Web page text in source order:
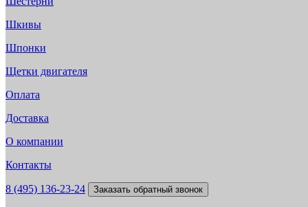
Шкивы
Шпонки
Щетки двигателя
Оплата
Доставка
О компании
Контакты
8 (495) 136-23-24 Заказать обратный звонок